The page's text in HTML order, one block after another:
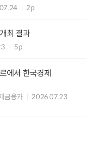
2p
최 결과
5p
에서 한국경제
금융과
2026.07.23